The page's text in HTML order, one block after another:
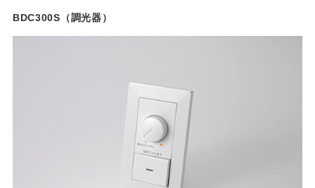
BDC300S（調光器）